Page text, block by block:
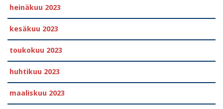
heinäkuu 2023
kesäkuu 2023
toukokuu 2023
huhtikuu 2023
maaliskuu 2023